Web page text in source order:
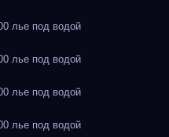
лье под водой
лье под водой
лье под водой
лье под водой